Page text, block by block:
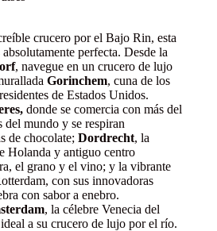
crucero por el Bajo Rin, esta
absolutamente perfecta. Desde la
, navegue en un crucero de lujo
Gorinchem, cuna de los
de Estados Unidos.
donde se comercia con más del
del mundo y se respiran
de chocolate; Dordrecht, la
Holanda y antiguo centro
el grano y el vino; y la vibrante
con sus innovadoras
con sabor a enebro.
, la célebre Venecia del
a su crucero de lujo por el río.